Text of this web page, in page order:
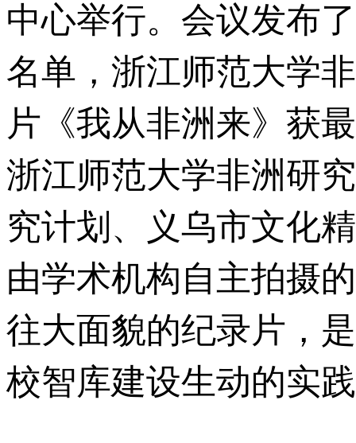
中心举行。会议发布
名单，浙江师范大学
片《我从非洲来》获
浙江师范大学非洲研
究计划、义乌市文化
由学术机构自主拍摄
往大面貌的纪录片，
校智库建设生动的实